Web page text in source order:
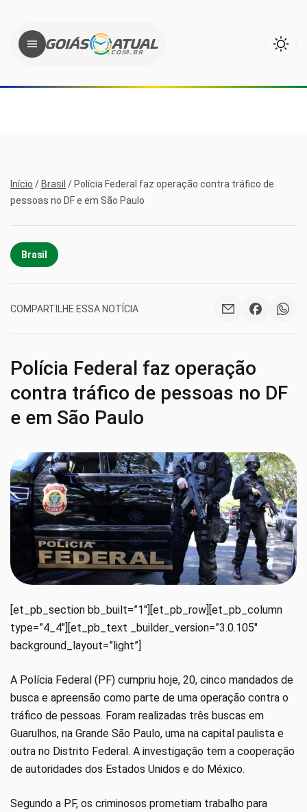
Início / Brasil / Polícia Federal faz operação contra tráfico de
pessoas no DF e em São Paulo
Brasil
COMPARTILHE ESSA NOTÍCIA
Polícia Federal faz operação
contra tráfico de pessoas no DF
e em São Paulo
[et_pb_section bb_built=”1″][et_pb_row][et_pb_column
type=”4_4″][et_pb_text _builder_version=”3.0.105″
background_layout=”light”]
A Polícia Federal (PF) cumpriu hoje, 20, cinco mandados de
busca e apreensão como parte de uma operação contra o
tráfico de pessoas. Foram realizadas três buscas em
Guarulhos, na Grande São Paulo, uma na capital paulista e
outra no Distrito Federal. A investigação tem a cooperação
de autoridades dos Estados Unidos e do México.
Segundo a PF, os criminosos prometiam trabalho para